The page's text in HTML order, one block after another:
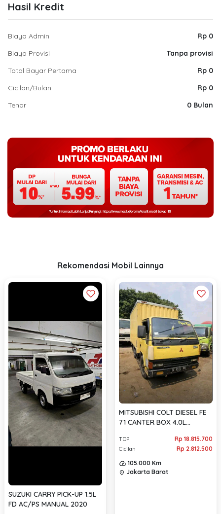
Hasil Kredit
Biaya Admin
Rp 0
Biaya Provisi
Tanpa provisi
Total Bayar Pertama
Rp 0
Cicilan/Bulan
Rp 0
Tenor
0 Bulan
Rekomendasi Mobil Lainnya
SUZUKI CARRY PICK-UP 1.5L
FD AC/PS MANUAL 2020
MITSUBISHI COLT DIESEL FE
71 CANTER BOX 4.0L
TDP Rp 18.815.700
Cicilan
Rp 2.812.500
105.000 Km
location_on Jakarta Barat